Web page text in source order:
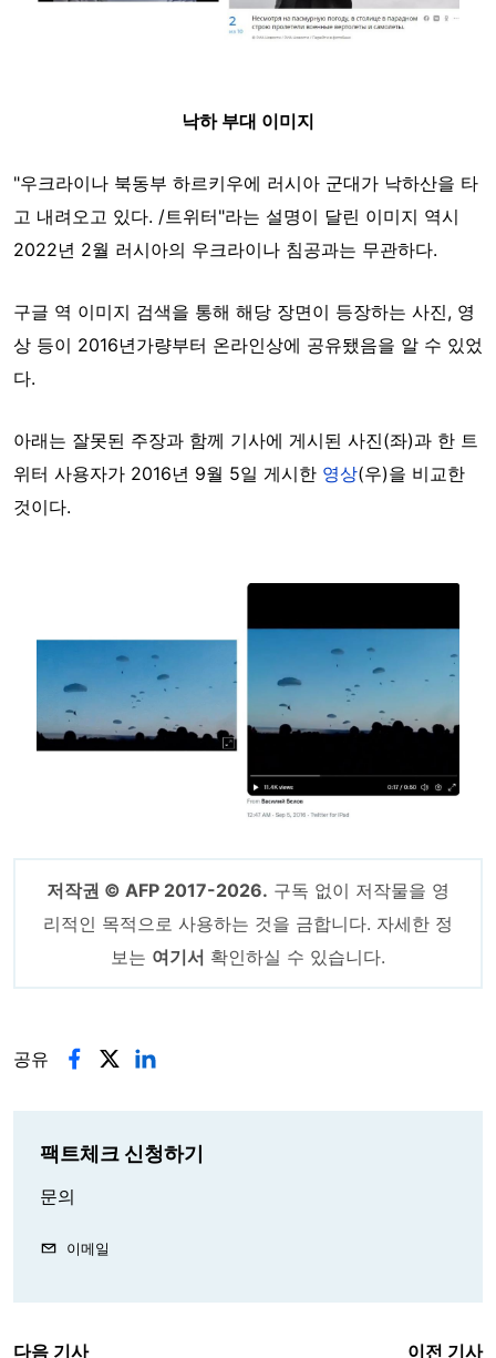
낙하 부대 이미지
"우크라이나 북동부 하르키우에 러시아 군대가 낙하산을 타
고 내려오고 있다. /트위터"라는 설명이 달린 이미지 역시
2022년 2월 러시아의 우크라이나 침공과는 무관하다.
구글 역 이미지 검색을 통해 해당 장면이 등장하는 사진, 영
상 등이 2016년가량부터 온라인상에 공유됐음을 알 수 있었
다.
아래는 잘못된 주장과 함께 기사에 게시된 사진(좌)과 한 트
위터 사용자가 2016년 9월 5일 게시한 영상(우)을 비교한
것이다.
저작권 © AFP 2017-2026. 구독 없이 저작물을 영
리적인 목적으로 사용하는 것을 금합니다. 자세한 정
보는 여기서 확인하실 수 있습니다.
공유
팩트체크 신청하기
문의
이메일
다음 기사 이전 기사